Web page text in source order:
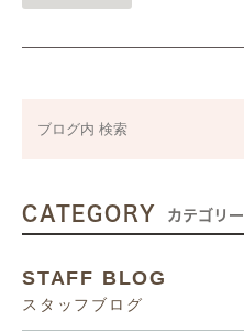
CATEGORY カテゴリー
STAFF BLOG
スタッフブログ